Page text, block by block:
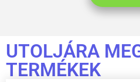
UTOLJÁRA
TERMÉKEK